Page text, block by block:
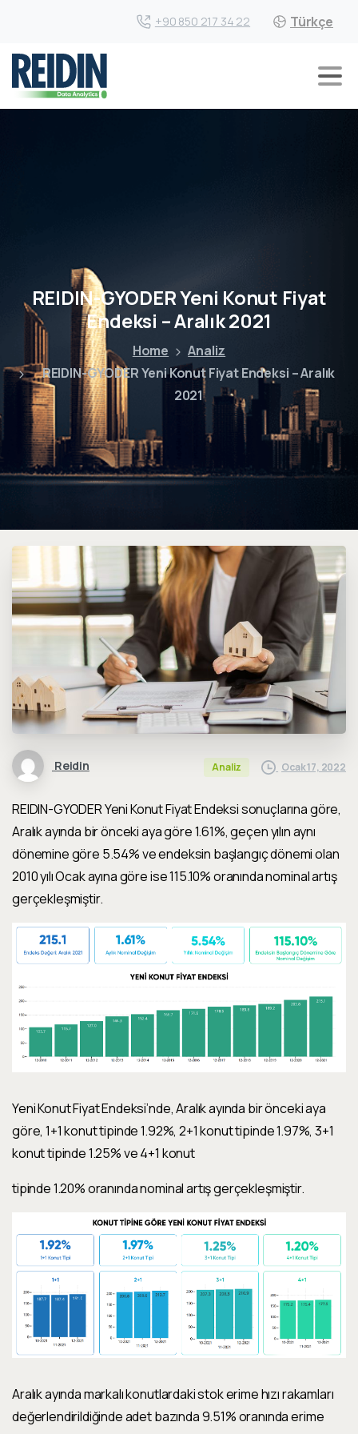
+90 850 217 34 22 Türkçe
REIDIN-GYODER Yeni Konut Fiyat
Endeksi – Aralık 2021
Home
Analiz
REIDIN-GYODER Yeni Konut Fiyat Endeksi – Aralık
2021
Reidin Analiz Ocak 17, 2022
REIDIN-GYODER Yeni Konut Fiyat Endeksi sonuçlarına göre,
Aralıkayında bir önceki aya göre1.61%, geçen yılın aynı
dönemine göre 5.54%ve endeksin başlangıç dönemi olan
2010 yılı Ocak ayına göre ise115.10%oranında nominalartış
gerçekleşmiştir.
Yeni Konut Fiyat Endeksi’nde,Aralıkayında bir önceki aya
göre, 1+1 konut tipinde1.92%,2+1 konut tipinde1.97%,3+1
konut tipinde1.25%ve 4+1 konut
tipinde1.20%oranında nominalartışgerçekleşmiştir.
Aralıkayında markalı konutlardaki stok erime hızı rakamları
değerlendirildiğinde adet bazında9.51%oranında erime